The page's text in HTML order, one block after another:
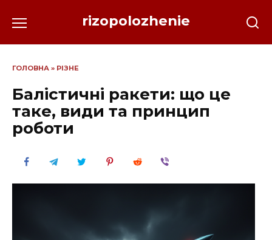
до
rizopolozhenie
ГОЛОВНА » РІЗНЕ
Балістичні ракети: що це
таке, види та принцип
роботи